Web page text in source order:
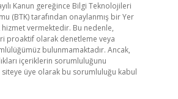
Kanun gereğince Bilgi Teknolojileri
(BTK) tarafından onaylanmış bir Yer
hizmet vermektedir. Bu nedenle,
proaktif olarak denetleme veya
bulunmamaktadır. Ancak,
içeriklerin sorumluluğunu
siteye üye olarak bu sorumluluğu kabul